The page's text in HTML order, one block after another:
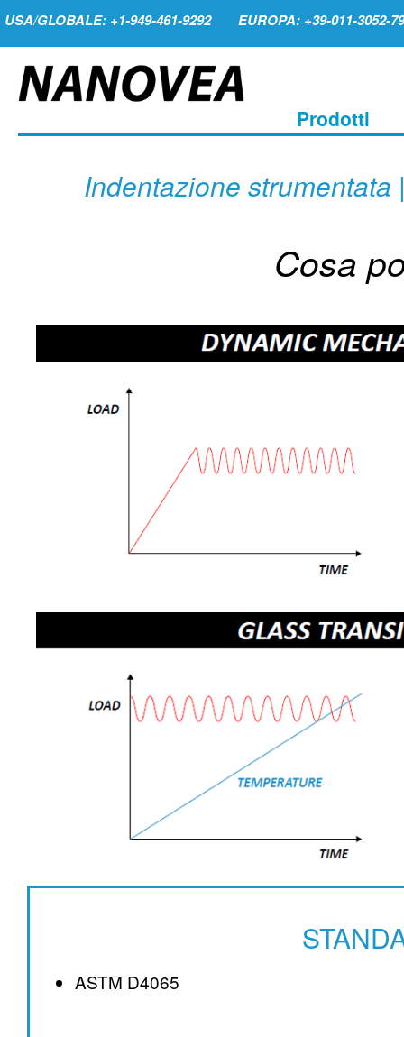
USA/GLOBALE: +1-949-461-9292 EUROPA: +39-011-3052-
Prodotti
Indentazione
Cosa
ASTM D4065